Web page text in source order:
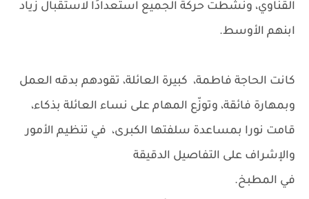
القناوي، ونشطت حركة الجميع استعدادًا لاستقبال زياد
ابنهم الأوسط.
كانت الحاجة فاطمة، كبيرة العائلة، تقودهم بدقه العمل
وبمهارة فائقة، وتوزّع المهام على نساء العائلة بذكاء،
قامت نورا بمساعدة سلفتها الكبرى، في تنظيم الأمور
والإشراف على التفاصيل الدقيقة
في المطبخ.